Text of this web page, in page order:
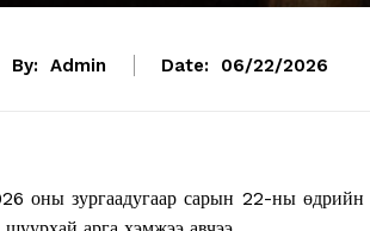
By: Admin Date: 06/22/2026
оны зургаадугаар сарын 22-ны өдрийн